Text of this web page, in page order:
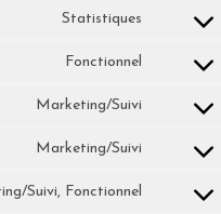
Statistiques
Fonctionnel
Marketing/Suivi
Marketing/Suivi
Suivi, Fonctionnel